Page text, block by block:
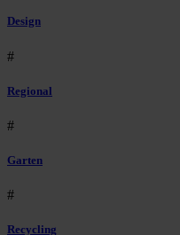
Design
#
Regional
#
Garten
#
Recycling